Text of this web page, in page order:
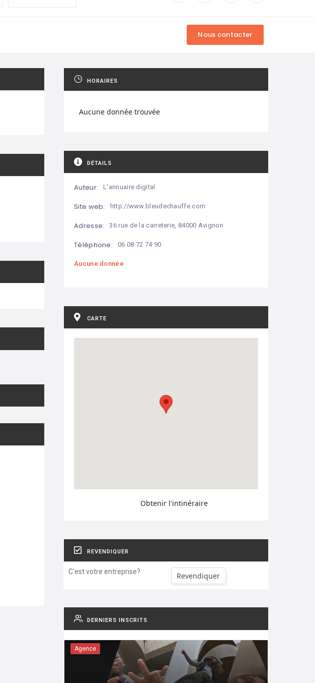
HORAIRES
Aucune donnée trouvée
DÉTAILS
Auteur: L'annuaire digital
Site web: http://www.bleudechauffe.com
Adresse: 36 rue de la carreterie, 84000 Avignon
Téléphone: 06 08 72 74 90
Aucune donnée
CARTE
Obtenir l'intinéraire
REVENDIQUER
C'est votre entreprise? Revendiquer
DERNIERS INSCRITS
Agence